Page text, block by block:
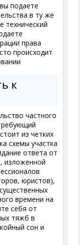
подаете
в ту же
технический
права
происходит
к
частного
из четких
схемы участка
ответа от
изложенной
юристов),
времени на
себя от
тяжб в
сон и